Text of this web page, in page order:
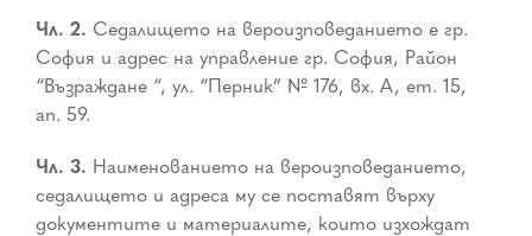
Чл. 2. Седалището на вероизповеданието е гр.
София и адрес на управление гр. София, Район
“Възраждане “, ул. “Перник” № 176, вх. А, ет. 15,
ап. 59.
Чл. 3. Наименованието на вероизповеданието,
седалището и адреса му се поставят върху
документите и материалите, които изхождат